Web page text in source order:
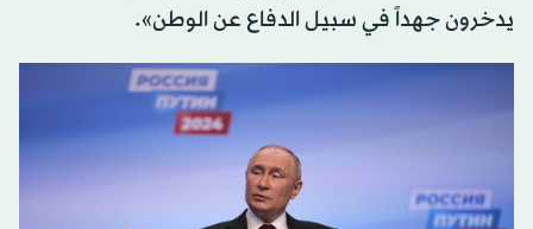
يدخرون جهداً في سبيل الدفاع عن الوطن».